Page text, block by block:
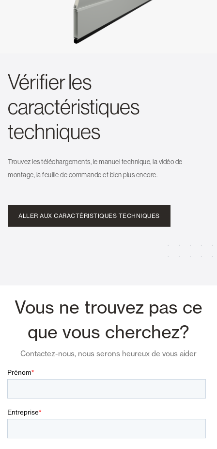
Vérifier les
caractéristiques
techniques
Trouvez les téléchargements, le manuel technique, la vidéo de
montage, la feuille de commande et bien plus encore.
ALLER AUX CARACTÉRISTIQUES TECHNIQUES
Vous ne trouvez pas ce
que vous cherchez?
Contactez-nous, nous serons heureux de vous aider